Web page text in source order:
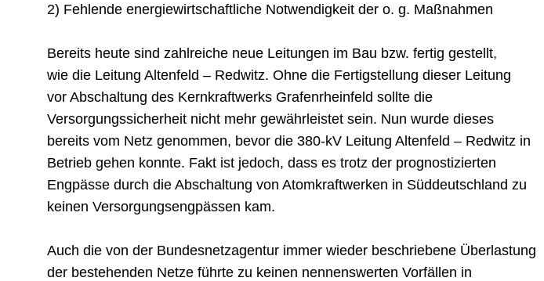
2) Fehlende energiewirtschaftliche Notwendigkeit der o. g. Maßnahmen
Bereits heute sind zahlreiche neue Leitungen im Bau bzw. fertig gestellt,
wie die Leitung Altenfeld – Redwitz. Ohne die Fertigstellung dieser Leitung
vor Abschaltung des Kernkraftwerks Grafenrheinfeld sollte die
Versorgungssicherheit nicht mehr gewährleistet sein. Nun wurde dieses
bereits vom Netz genommen, bevor die 380-kV Leitung Altenfeld – Redwitz in
Betrieb gehen konnte. Fakt ist jedoch, dass es trotz der prognostizierten
Engpässe durch die Abschaltung von Atomkraftwerken in Süddeutschland zu
keinen Versorgungsengpässen kam.
Auch die von der Bundesnetzagentur immer wieder beschriebene Überlastung
der bestehenden Netze führte zu keinen nennenswerten Vorfällen in